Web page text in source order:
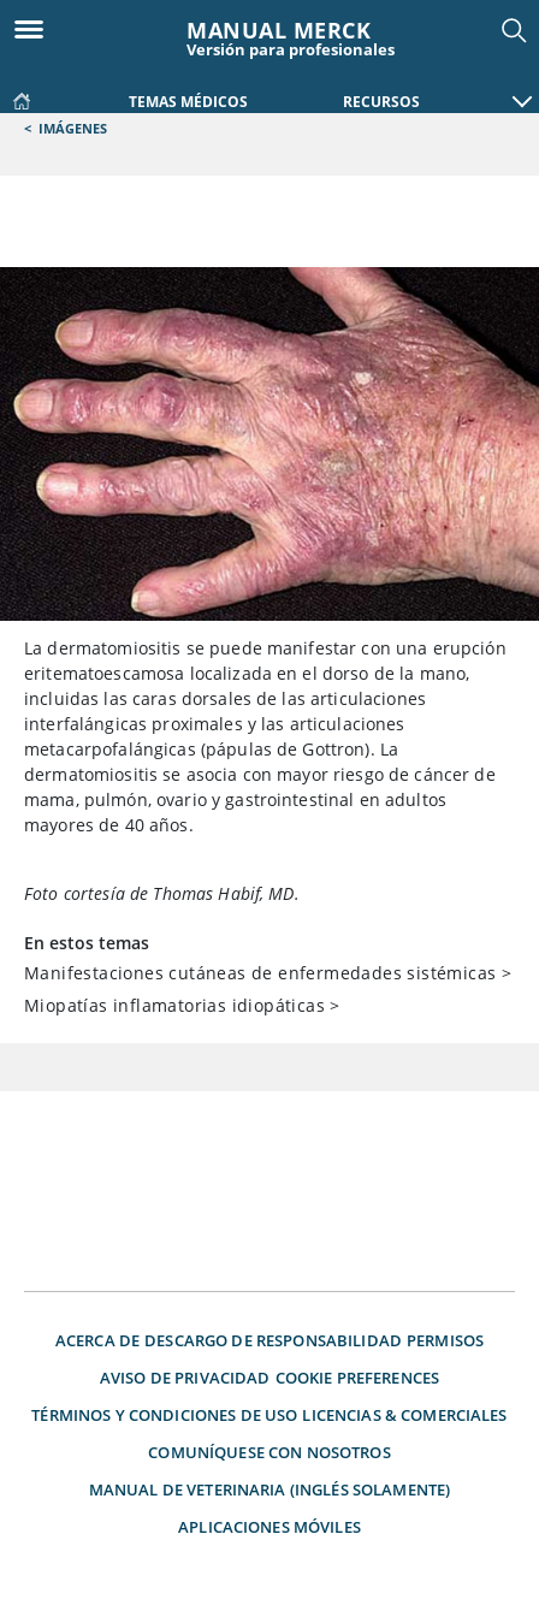
MANUAL MERCK
Versión para profesionales
TEMAS MÉDICOS RECURSOS
< IMÁGENES
La dermatomiositis se puede manifestar con una erupción
eritematoescamosa localizada en el dorso de la mano,
incluidas las caras dorsales de las articulaciones
interfalángicas proximales y las articulaciones
metacarpofalángicas (pápulas de Gottron). La
dermatomiositis se asocia con mayor riesgo de cáncer de
mama, pulmón, ovario y gastrointestinal en adultos
mayores de 40 años.
Foto cortesía de Thomas Habif, MD.
En estos temas
Manifestaciones cutáneas de enfermedades sistémicas >
Miopatías inflamatorias idiopáticas >
ACERCA DE DESCARGO DE RESPONSABILIDAD PERMISOS
AVISO DE PRIVACIDAD COOKIE PREFERENCES
TÉRMINOS Y CONDICIONES DE USO LICENCIAS & COMERCIALES
COMUNÍQUESE CON NOSOTROS
MANUAL DE VETERINARIA (INGLÉS SOLAMENTE)
APLICACIONES MÓVILES